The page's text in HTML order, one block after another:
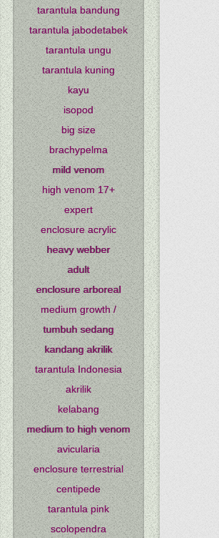
tarantula bandung
tarantula jabodetabek
tarantula ungu
tarantula kuning
kayu
isopod
big size
brachypelma
mild venom
high venom 17+
expert
enclosure acrylic
heavy webber
adult
enclosure arboreal
medium growth /
tumbuh sedang
kandang akrilik
tarantula Indonesia
akrilik
kelabang
medium to high venom
avicularia
enclosure terrestrial
centipede
tarantula pink
scolopendra